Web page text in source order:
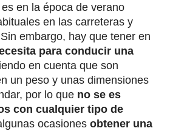
en la época de verano
en las carreteras y
embargo, hay que tener en
para conducir una
en cuenta que son
un peso y unas dimensiones
por lo que no se es
con cualquier tipo de
ocasiones obtener una